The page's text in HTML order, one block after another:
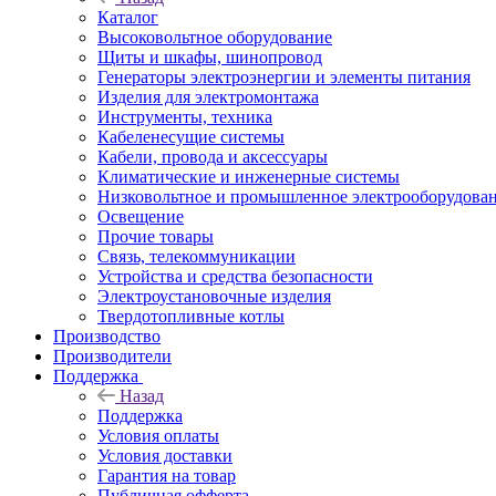
Каталог
Высоковольтное оборудование
Щиты и шкафы, шинопровод
Генераторы электроэнергии и элементы питания
Изделия для электромонтажа
Инструменты, техника
Кабеленесущие системы
Кабели, провода и аксессуары
Климатические и инженерные системы
Низковольтное и промышленное
Освещение
Прочие товары
Связь, телекоммуникации
Устройства и средства безопасности
Электроустановочные изделия
Твердотопливные котлы
Производство
Производители
Поддержка
Назад
Поддержка
Условия оплаты
Условия доставки
Гарантия на товар